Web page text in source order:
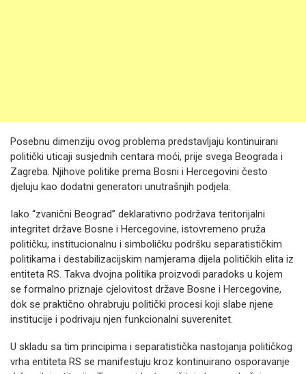
Posebnu dimenziju ovog problema predstavljaju kontinuirani
politički uticaji susjednih centara moći, prije svega Beograda i
Zagreba. Njihove politike prema Bosni i Hercegovini često
djeluju kao dodatni generatori unutrašnjih podjela.
Iako “zvanični Beograd” deklarativno podržava teritorijalni
integritet države Bosne i Hercegovine, istovremeno pruža
političku, institucionalnu i simboličku podršku separatističkim
politikama i destabilizacijskim namjerama dijela političkih elita iz
entiteta RS. Takva dvojna politika proizvodi paradoks u kojem
se formalno priznaje cjelovitost države Bosne i Hercegovine,
dok se praktično ohrabruju politički procesi koji slabe njene
institucije i podrivaju njen funkcionalni suverenitet.
U skladu sa tim principima i separatistička nastojanja političkog
vrha entiteta RS se manifestuju kroz kontinuirano osporavanje